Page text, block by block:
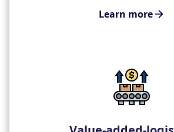
Learn more